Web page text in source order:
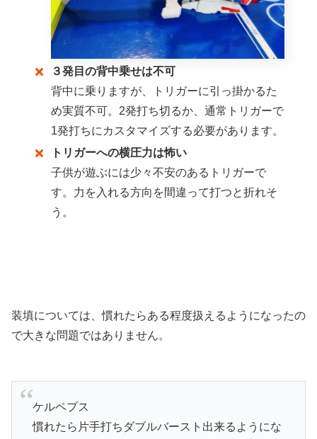
３発目の背中乗せは不可
背中に乗りますが、トリガーに引っ掛かるた
め実質不可。2発打ち切るか、通常トリガーで
1発打ちにカスタマイズする必要があります。
トリガーへの横圧力は怖い
子供が遊ぶには少々不安のあるトリガーで
す。力を入れる方向を間違って打つと折れそ
う。
装填については、慣れたらある程度扱えるようになったの
で大きな問題ではありません。
ケルペプス
慣れたら片手打ちダブルバースト出来るようにな